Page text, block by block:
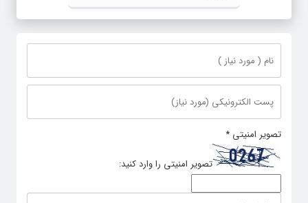
تصویر امنیتی *
تصویر امنیتی را وارد کنید: